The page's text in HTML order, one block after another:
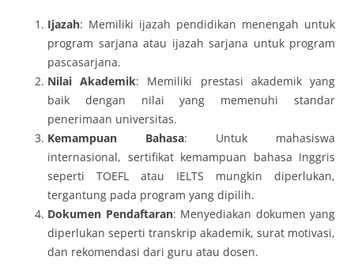
Ijazah: Memiliki ijazah pendidikan menengah untuk
program sarjana atau ijazah sarjana untuk program
pascasarjana.
Nilai Akademik: Memiliki prestasi akademik yang
baik dengan nilai yang memenuhi standar
penerimaan universitas.
Kemampuan Bahasa: Untuk mahasiswa
internasional, sertifikat kemampuan bahasa Inggris
seperti TOEFL atau IELTS mungkin diperlukan,
tergantung pada program yang dipilih.
Dokumen Pendaftaran: Menyediakan dokumen yang
diperlukan seperti transkrip akademik, surat motivasi,
dan rekomendasi dari guru atau dosen.